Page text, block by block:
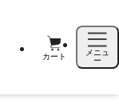
カート
メニュ
ー